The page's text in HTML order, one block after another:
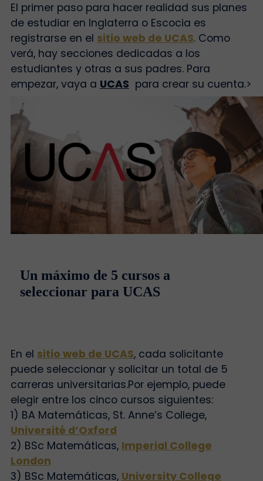
El primer paso para hacer realidad sus planes
de estudiar en Inglaterra o Escocia es
registrarse en el sitio web de UCAS. Como
verá, hay secciones dedicadas a los
estudiantes y otras a sus padres. Para
empezar, vaya a UCAS para crear su cuenta.>
Un máximo de 5 cursos a
seleccionar para UCAS
En el sitio web de UCAS, cada solicitante
puede seleccionar y solicitar un total de 5
carreras universitarias.Por ejemplo, puede
elegir entre los cinco cursos siguientes:
1) BA Matemáticas, St. Anne’s College,
Université d’Oxford
2) BSc Matemáticas, Imperial College
London
3) BSc Matemáticas, University College